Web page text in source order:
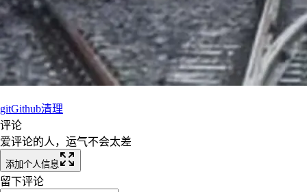
gitGithub清理
评论
爱评论的人，运气不会太差
添加个人信息
留下评论